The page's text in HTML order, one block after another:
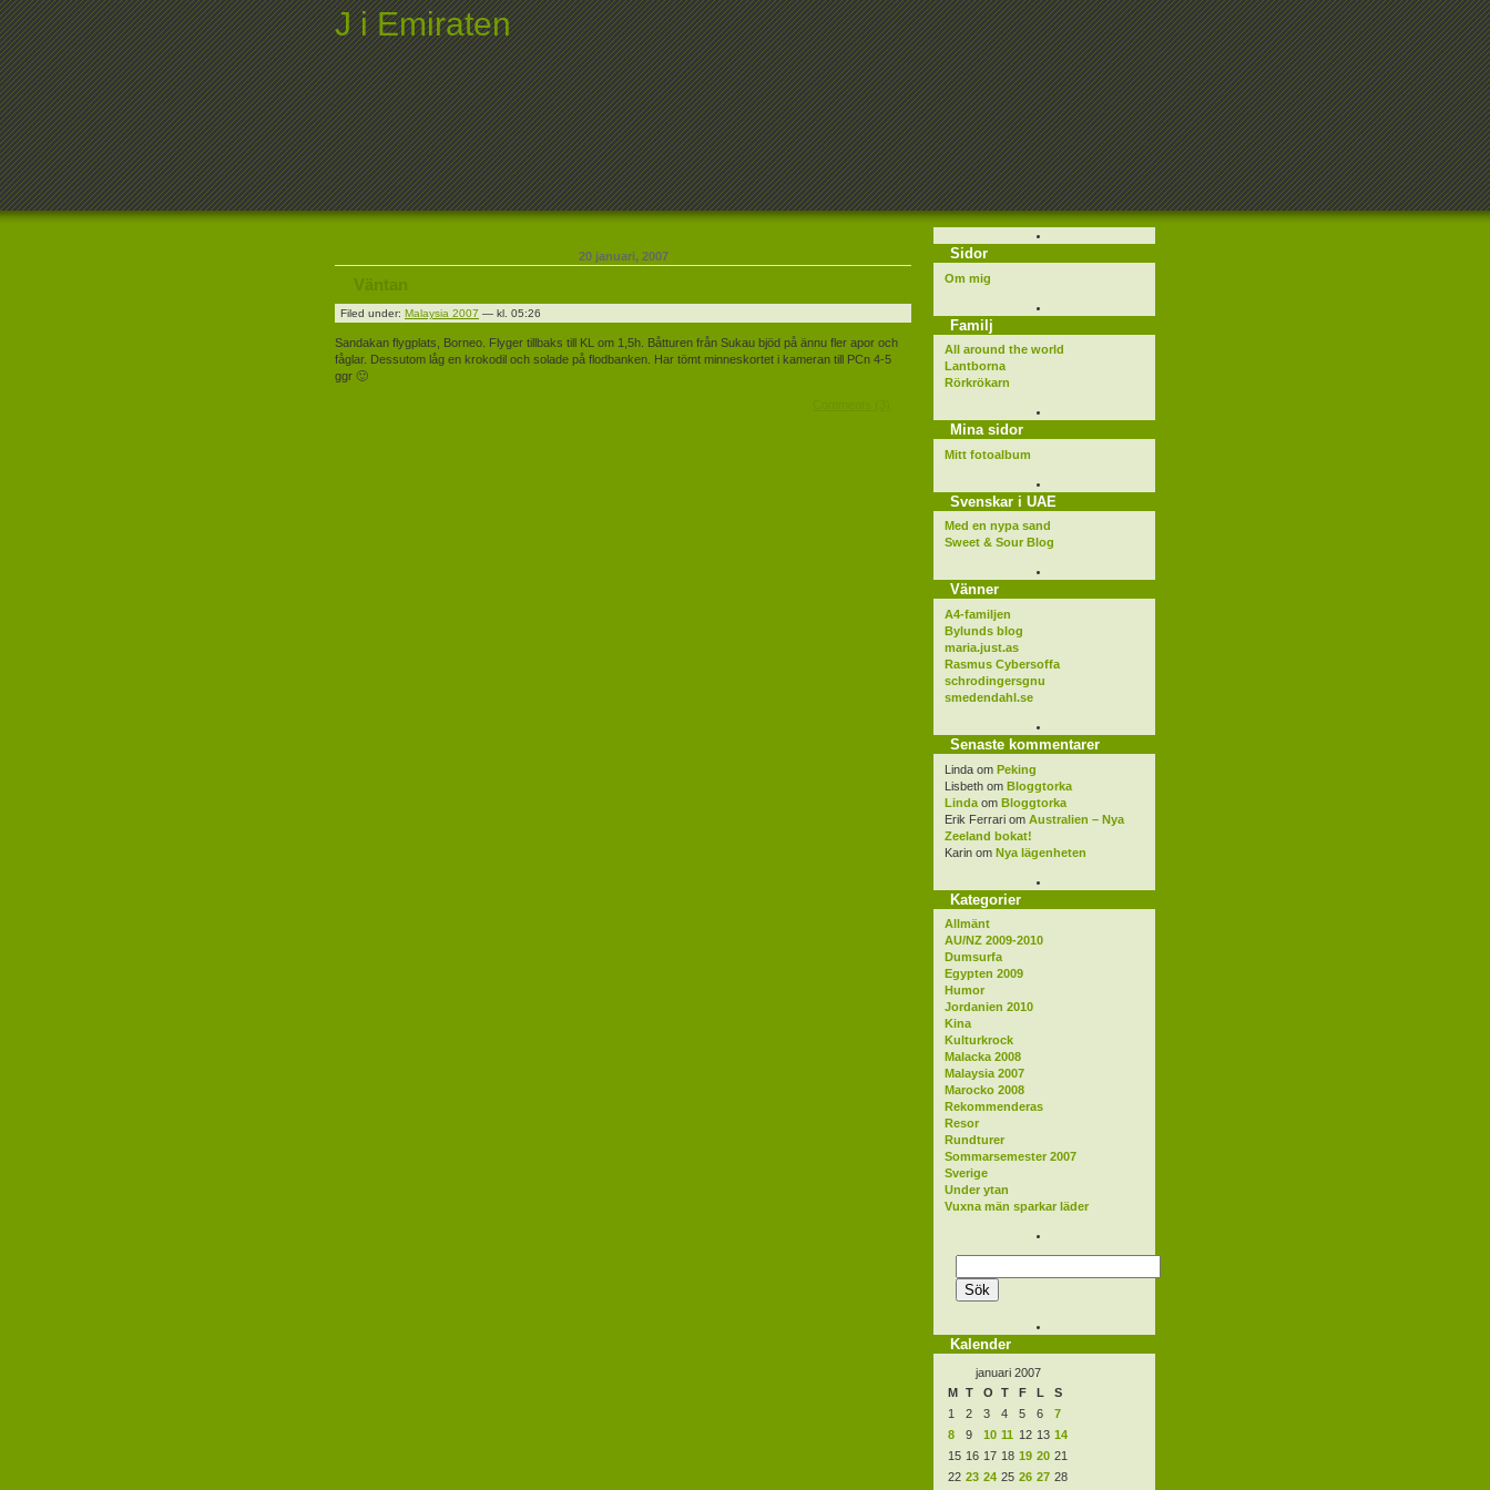
J i Emiraten
Sidor
Om mig
Familj
All around the world
Lantborna
Rörkrökarn
Mina sidor
Mitt fotoalbum
Svenskar i UAE
Med en nypa sand
Sweet & Sour Blog
Vänner
A4-familjen
Bylunds blog
maria.just.as
Rasmus Cybersoffa
schrodingersgnu
smedendahl.se
Senaste kommentarer
Linda om Peking
Lisbeth om Bloggtorka
Linda om Bloggtorka
Erik Ferrari om Australien – Nya
Zeeland bokat!
Karin om Nya lägenheten
Kategorier
Allmänt
AU/NZ 2009-2010
Dumsurfa
Egypten 2009
Humor
Jordanien 2010
Kina
Kulturkrock
Malacka 2008
Malaysia 2007
Marocko 2008
Rekommenderas
Resor
Rundturer
Sommarsemester 2007
Sverige
Under ytan
Vuxna män sparkar läder
efter:
Kalender
januari 2007
M T O T F L
S
1
2 3 4 5 6
7
8
9 10 11 12 13 14
15 16 17 18 19 20 21
22 23 24 25 26 27 28
20 januari, 2007
Väntan
Filed under: Malaysia 2007 — kl. 05:26
Sandakan flygplats, Borneo. Flyger tillbaks till KL om 1,5h. Båtturen från Sukau bjöd på ännu fler apor och
fåglar. Dessutom låg en krokodil och solade på flodbanken. Har tömt minneskortet i kameran till PCn 4-5
ggr 🙂